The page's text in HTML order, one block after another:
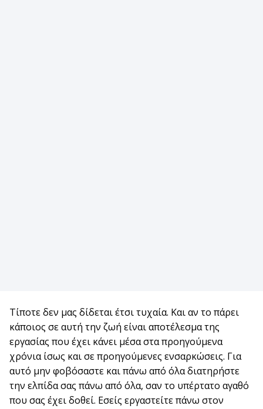
Τίποτε δεν μας δίδεται έτσι τυχαία. Και αν το πάρει
κάποιος σε αυτή την ζωή είναι αποτέλεσμα της
εργασίας που έχει κάνει μέσα στα προηγούμενα
χρόνια ίσως και σε προηγούμενες ενσαρκώσεις. Για
αυτό μην φοβόσαστε και πάνω από όλα διατηρήστε
την ελπίδα σας πάνω από όλα, σαν το υπέρτατο αγαθό
που σας έχει δοθεί. Εσείς εργαστείτε πάνω στον